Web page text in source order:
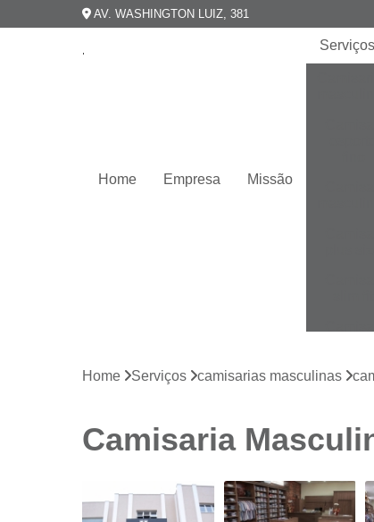
AV. WASHINGTON LUIZ, 381
Home Empresa Missão
Serviços
preço
Home Serviços camisarias masculinas
Camisaria